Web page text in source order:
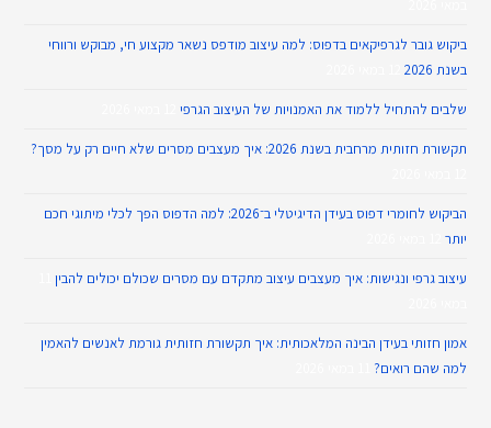
ביקוש גובר לגרפיקאים בדפוס: למה עיצוב מודפס נשאר מקצוע חי, מבוקש ורווחי
בשנת 2026
שלבים להתחיל ללמוד את האמנויות של העיצוב הגרפי
תקשורת חזותית מרחבית בשנת 2026: איך מעצבים מסרים שלא חיים רק על מסך?
הביקוש לחומרי דפוס בעידן הדיגיטלי ב־2026: למה הדפוס הפך לכלי מיתוגי חכם
יותר
עיצוב גרפי ונגישות: איך מעצבים עיצוב מתקדם עם מסרים שכולם יכולים להבין
אמון חזותי בעידן הבינה המלאכותית: איך תקשורת חזותית גורמת לאנשים להאמין
למה שהם רואים?